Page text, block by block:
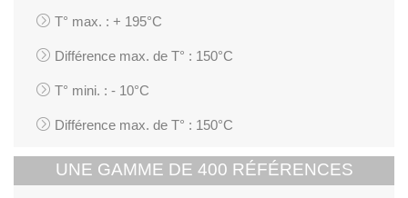
T° max. : + 195°C
Différence max. de T° : 150°C
T° mini. : - 10°C
Différence max. de T° : 150°C
UNE GAMME DE 400 RÉFÉRENCES